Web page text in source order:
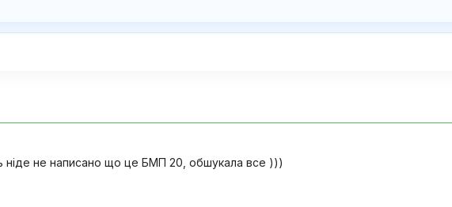
ніде не написано що це БМП 20, обшукала все )))